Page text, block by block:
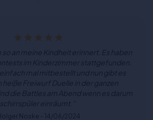
so an meine Kindheit erinnert. Es haben
im Kinderzimmer stattgefunden.
mal mitbestellt und nun gibt es
Freiwurf Duelle in der ganzen
die Battles am Abend wenn es darum
einräumt."
Noske - 14/06/2024